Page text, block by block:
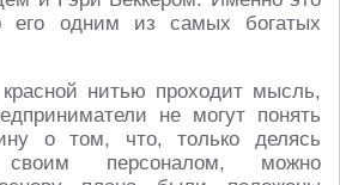
его одним из самых богатых
красной нитью проходит мысль,
не могут понять
о том, что, только делясь
персоналом, можно